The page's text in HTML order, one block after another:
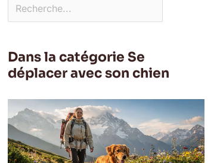
Dans la catégorie Se
déplacer avec son chien